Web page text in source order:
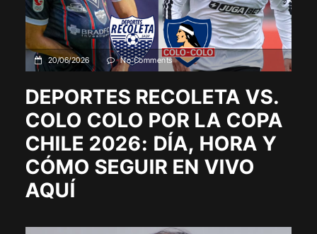
20/06/2026 No Comments
DEPORTES RECOLETA VS.
COLO COLO POR LA COPA
CHILE 2026: DÍA, HORA Y
CÓMO SEGUIR EN VIVO
AQUÍ